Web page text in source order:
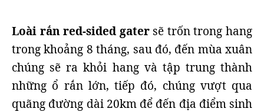
Loài rắn red-sided gatersẽ trốn trong hang
trong khoảng 8 tháng, sau đó, đến mùa xuân
chúng sẽ ra khỏi hang và tập trung thành
những ổ rắn lớn, tiếp đó, chúng vượt qua
quãng đường dài 20km để đến địa điểm sinh